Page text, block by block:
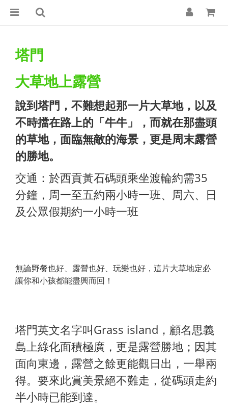
塔門
大草地上露營
說到塔門，不難想起那一片大草地，以及
不時擋在路上的「牛牛」，而就在那盡頭
的草地，面臨無敵的海景，更是周末露營
的勝地。
交通：於西貢黃石碼頭乘坐渡輪約需35
分鐘，周一至五約兩小時一班、周六、日
及公眾假期約一小時一班
無論野餐也好、露營也好、玩樂也好，這片大草地定必
讓你和小孩都能盡興而回！
塔門英文名字叫Grass island，顧名思義
島上綠化面積極廣，更是露營勝地；因其
面向東邊，露營之餘更能觀日出，一舉兩
得。要來此賞美景絕不難走，從碼頭走約
半小時已能到達。